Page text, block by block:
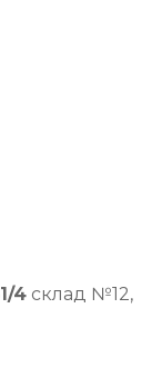
4 склад №12,